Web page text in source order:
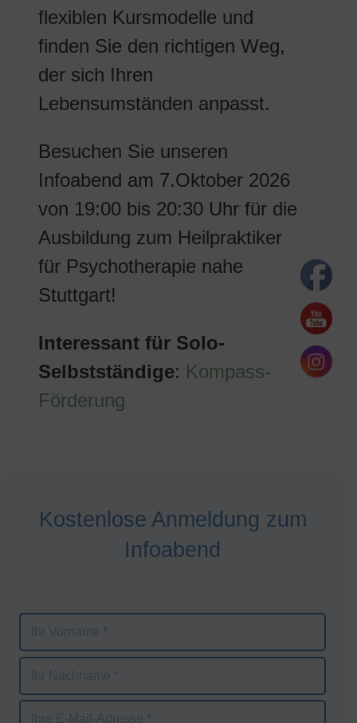
flexiblen Kursmodelle und
finden Sie den richtigen Weg,
der sich Ihren
Lebensumständen anpasst.
Besuchen Sie unseren
Infoabend am 7.Oktober 2026
von 19:00 bis 20:30 Uhr für die
Ausbildung zum Heilpraktiker
für Psychotherapie nahe
Stuttgart!
Interessant für Solo-
Selbstständige: Kompass-
Förderung
Kostenlose Anmeldung zum
Infoabend
lasse
dieses
Feld